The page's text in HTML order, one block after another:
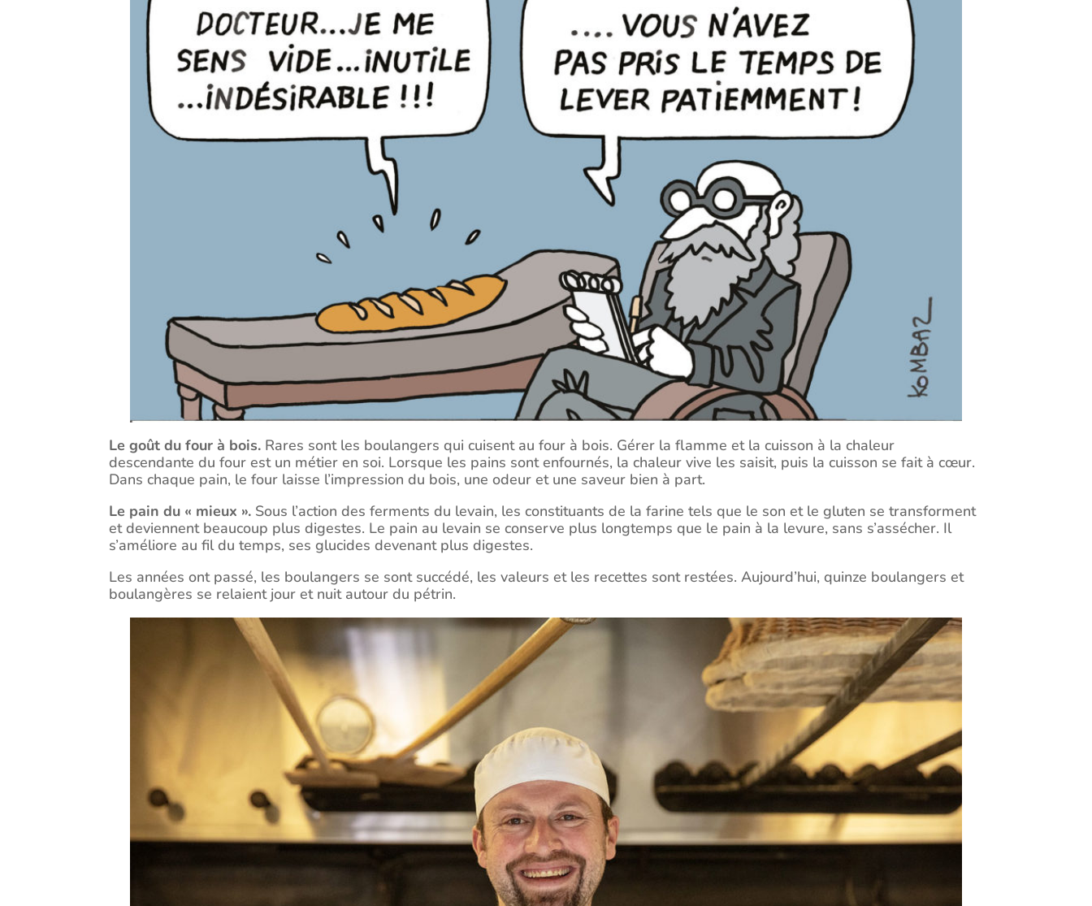
Le goût du four à bois. Rares sont les boulangers qui cuisent au four à bois. Gérer la flamme et la cuisson à la chaleur
descendante du four est un métier en soi. Lorsque les pains sont enfournés, la chaleur vive les saisit, puis la cuisson se fait à cœur.
Dans chaque pain, le four laisse l’impression du bois, une odeur et une saveur bien à part.
Le pain du « mieux ». Sous l’action des ferments du levain, les constituants de la farine tels que le son et le gluten se transforment
et deviennent beaucoup plus digestes. Le pain au levain se conserve plus longtemps que le pain à la levure, sans s’assécher. Il
s’améliore au fil du temps, ses glucides devenant plus digestes.
Les années ont passé, les boulangers se sont succédé, les valeurs et les recettes sont restées. Aujourd’hui, quinze boulangers et
boulangères se relaient jour et nuit autour du pétrin.